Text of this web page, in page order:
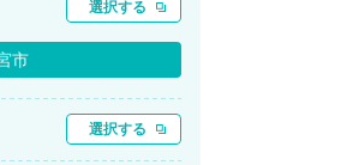
選択する
市
選択する